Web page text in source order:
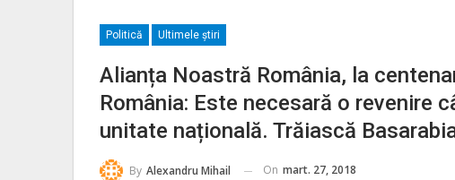
Politică Ultimele ştiri
Alianța Noastră România, la
România: Este necesară o revenire
unitate națională. Trăiască
By Alexandru Mihail On mart. 27, 2018